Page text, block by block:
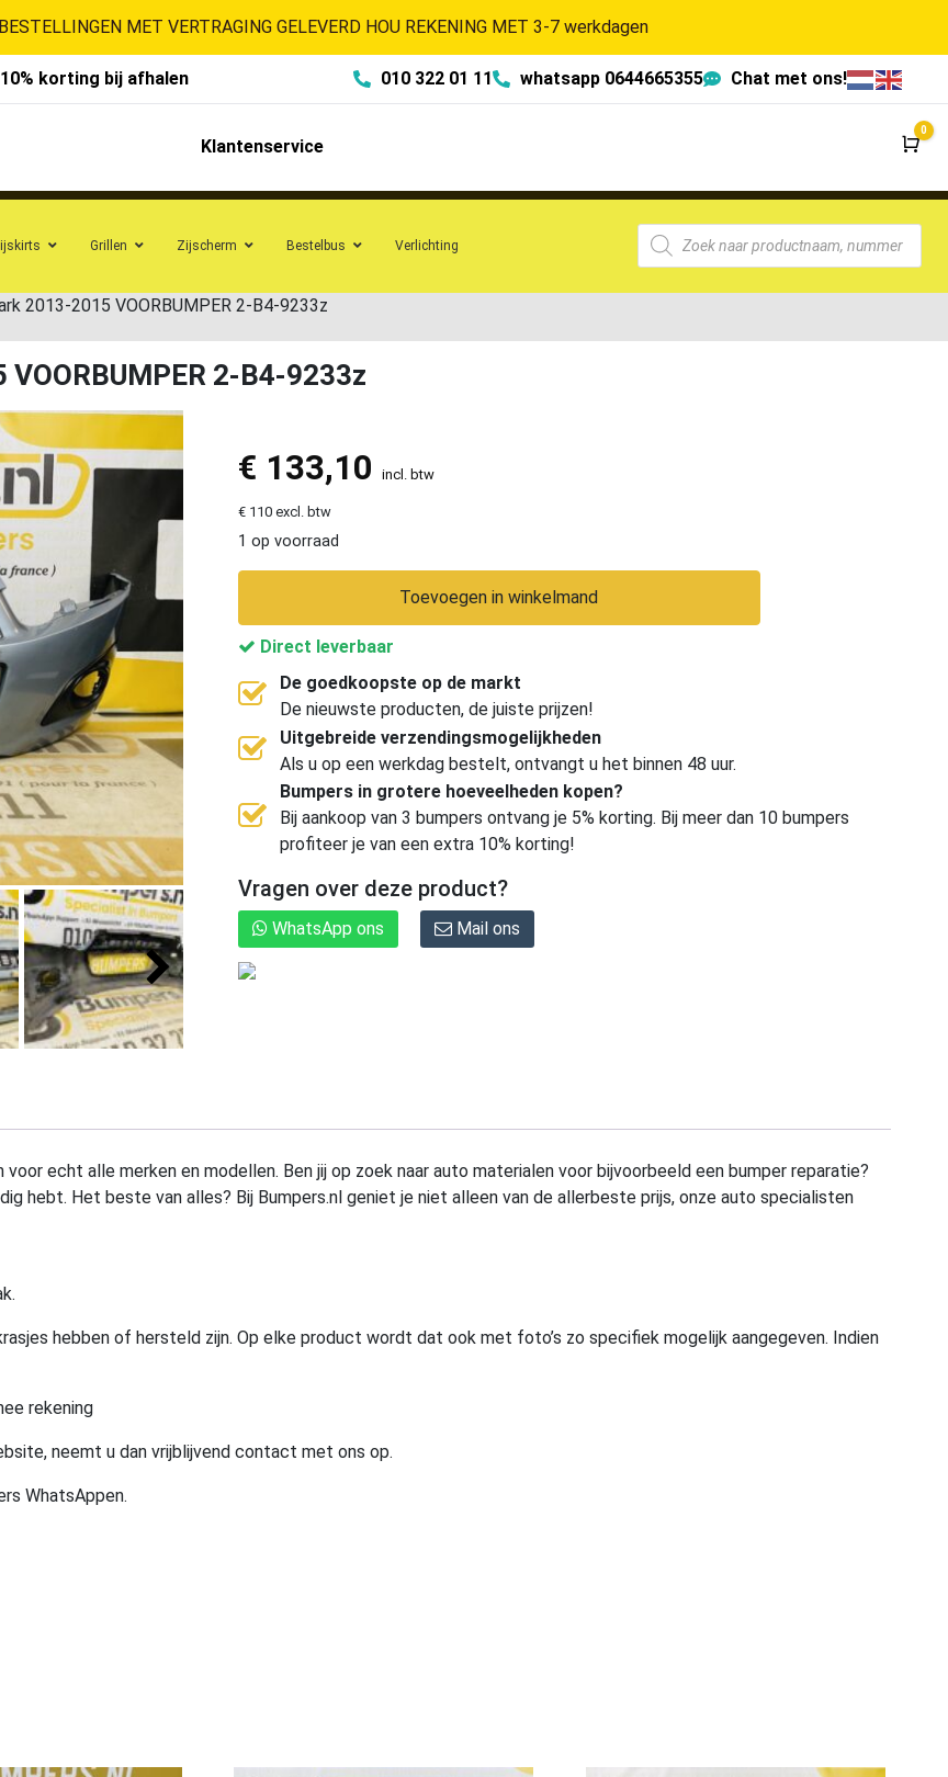
MET VERTRAGING GELEVERD HOU REKENING MET 3-7 werkdagen
10% korting bij afhalen 010 322 01 11 whatsapp 0644665355 Chat met ons!
Klantenservice
0
Grillen Zijscherm Bestelbus Verlichting
2013-2015 VOORBUMPER 2-B4-9233z
2-B4-9233z
€ 133,10 incl. btw
€ 110 excl. btw
1 op voorraad
Toevoegen in winkelmand
Direct leverbaar
De goedkoopste op de markt
De nieuwste producten, de juiste prijzen!
Uitgebreide verzendingsmogelijkheden
Als u op een werkdag bestelt, ontvangt u het binnen 48 uur.
Bumpers in grotere hoeveelheden kopen?
Bij aankoop van 3 bumpers ontvang je 5% korting. Bij meer dan 10 bumpers
profiteer je van een extra 10% korting!
Vragen over deze product?
WhatsApp ons Mail ons
echt alle merken en modellen. Ben jij op zoek naar auto materialen voor bijvoorbeeld een bumper reparatie?
hebt. Het beste van alles? Bij Bumpers.nl geniet je niet alleen van de allerbeste prijs, onze auto specialisten
hebben of hersteld zijn. Op elke product wordt dat ook met foto’s zo specifiek mogelijk aangegeven. Indien
rekening
neemt u dan vrijblijvend contact met ons op.
WhatsAppen.